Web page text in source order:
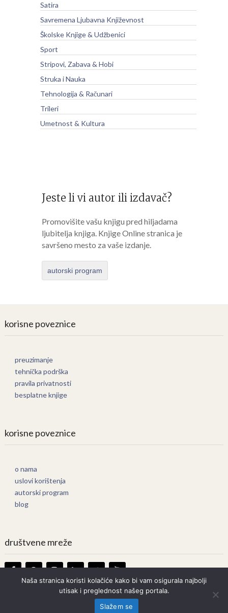
Satira
Savremena Ljubavna Književnost
Školske Knjige & Udžbenici
Sport
Stripovi, Zabava & Hobi
Struka i Nauka
Tehnologija & Računari
Trileri
Umetnost & Kultura
Jeste li vi autor ili izdavač?
Promovišite vašu knjigu pred hiljadama
ljubitelja knjiga. Knjige Online stranica je
savršeno mesto za vaše izdanje.
autorski program
korisne poveznice
preuzimanje
tehnička podrška
pravila privatnosti
besplatne knjige
korisne poveznice
o nama
uslovi korištenja
autorski program
blog
društvene mreže
Knjige OnlineCopyright © 2026.
Prava zadržana. Bilo kakvo kopiranje strogo zabranjeno.
Naša stranica koristi kolačiće kako bi vam osigurala najbolji
utisak i preglednost našeg portala.
Slažem se